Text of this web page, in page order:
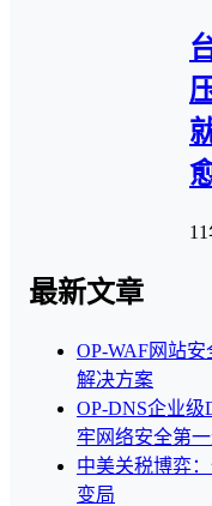
最新文章
OP-WAF网站
解决方案
OP-DNS企业
牢网络安全第
中美关税博弈
变局